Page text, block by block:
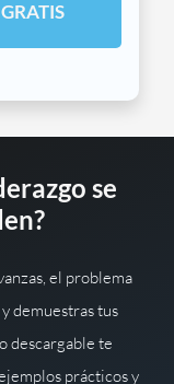
se
el problema
demuestras tus
descargable te
prácticos y